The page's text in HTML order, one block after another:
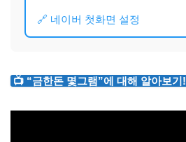
🔗 네이버 첫화면 설정
📺 “금한돈 몇그램”에 대해 알아보기!